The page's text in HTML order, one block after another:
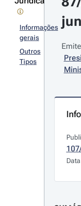
Informações
gerais
Outros
Tipos